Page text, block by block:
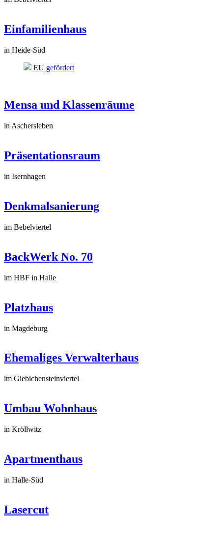
Einfamilienhaus
in Heide-Süd
EU gefördert
Mensa und Klassenräume
in Aschersleben
Präsentationsraum
in Isernhagen
Denkmalsanierung
im Bebelviertel
BackWerk No. 70
im HBF in Halle
Platzhaus
in Magdeburg
Ehemaliges Verwalterhaus
im Giebichensteinviertel
Umbau Wohnhaus
in Kröllwitz
Apartmenthaus
in Halle-Süd
Lasercut